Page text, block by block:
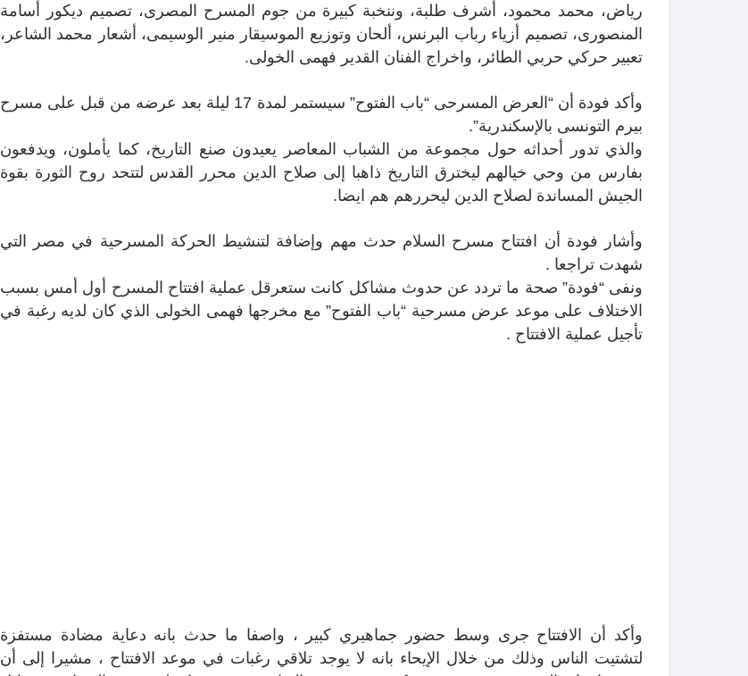
رياض، محمد محمود، أشرف طلبة، وننخبة كبيرة من جوم المسرح المصرى، تصميم ديكور أسامة
المنصورى، تصميم أزياء رباب البرنس، ألحان وتوزيع الموسيقار منير الوسيمى، أشعار محمد الشاعر،
تعبير حركي حربي الطائر، واخراج الفنان القدير فهمى الخولى.
وأكد فودة أن “العرض المسرحى “باب الفتوح” سيستمر لمدة 17 ليلة بعد عرضه من قبل على مسرح
بيرم التونسى بالإسكندرية”.
والذي تدور أحداثه حول مجموعة من الشباب المعاصر يعيدون صنع التاريخ، كما يأملون، ويدفعون
بفارس من وحي خيالهم ليخترق التاريخ ذاهبا إلى صلاح الدين محرر القدس لتتحد روح الثورة بقوة
الجيش المساندة لصلاح الدين ليحررهم هم ايضا.
وأشار فودة أن افتتاح مسرح السلام حدث مهم وإضافة لتنشيط الحركة المسرحية في مصر التي
شهدت تراجعا .
ونفى “فودة” صحة ما تردد عن حدوث مشاكل كانت ستعرقل عملية افتتاح المسرح أول أمس بسبب
الاختلاف على موعد عرض مسرحية “باب الفتوح” مع مخرجها فهمى الخولى الذي كان لديه رغبة في
تأجيل عملية الافتتاح .
وأكد أن الافتتاح جرى وسط حضور جماهيري كبير ، واصفا ما حدث بانه دعاية مضادة مستفزة
لتشتيت الناس وذلك من خلال الإيحاء بانه لا يوجد تلاقي رغبات في موعد الافتتاح ، مشيرا إلى أن